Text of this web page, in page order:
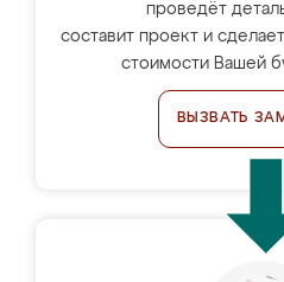
проведёт
составит проект и
стоимости Вашей
ВЫЗВАТЬ